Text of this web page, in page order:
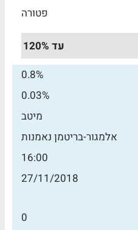
פטורה
עד 120%
0.8%
0.03%
מיטב
אלמגור-בריטמן נאמנות
16:00
27/11/2018
0